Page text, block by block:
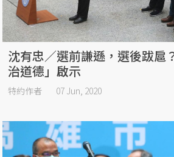
沈有忠／選前謙遜，選後跋扈
治道德」啟示
特約作者 07 Jun, 2020